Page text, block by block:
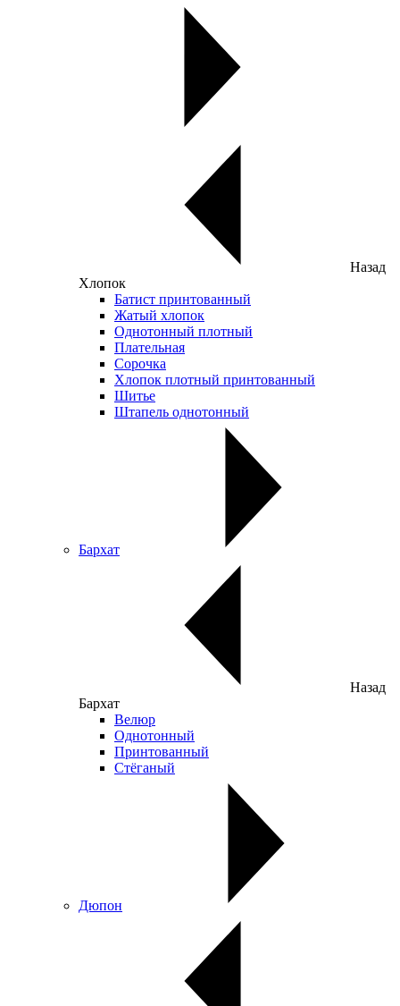
Назад
Хлопок
Батист принтованный
Жатый хлопок
Однотонный плотный
Плательная
Сорочка
Хлопок плотный принтованный
Шитье
Штапель однотонный
Бархат
Назад
Бархат
Велюр
Однотонный
Принтованный
Стёганый
Дюпон